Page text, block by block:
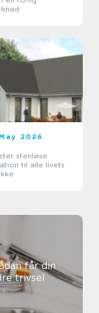
2026
stenløse
til alle livets
trivsel